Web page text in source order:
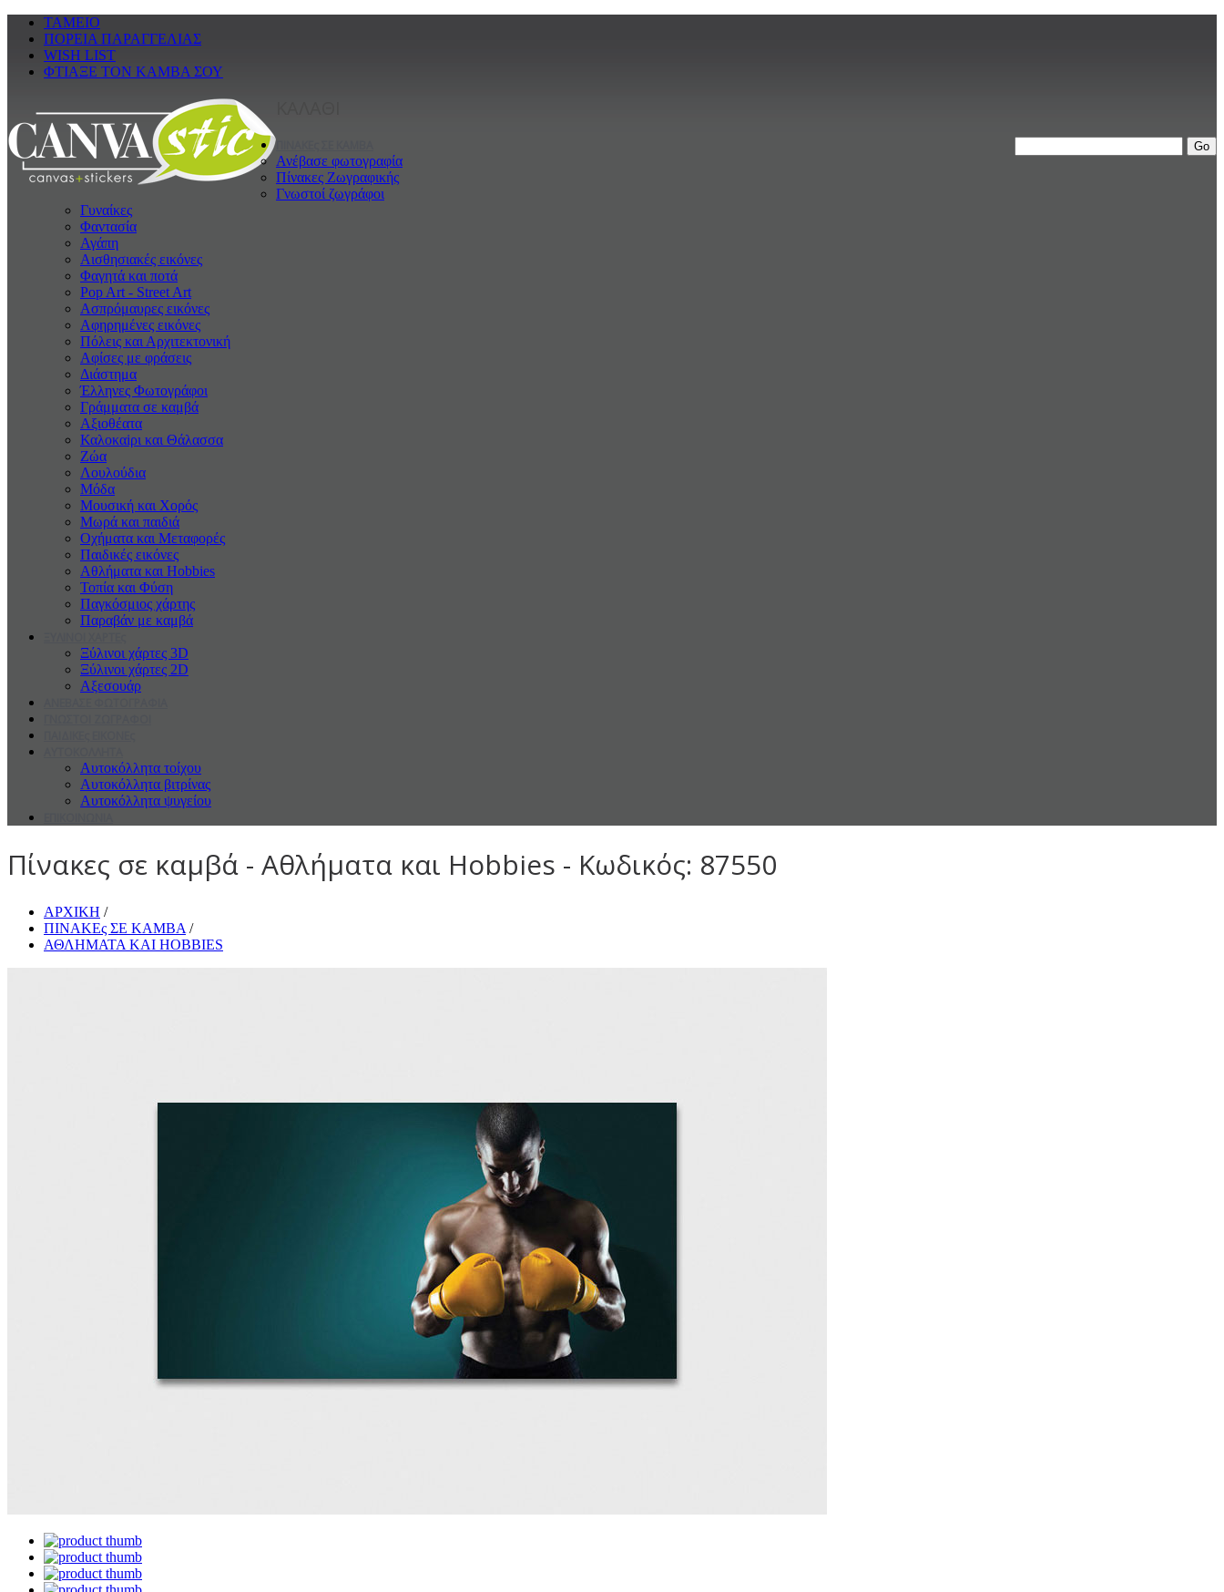
ΤΑΜΕΙΟ
ΠΟΡΕΙΑ ΠΑΡΑΓΓΕΛΙΑΣ
WISH LIST
ΦΤΙΑΞΕ ΤΟΝ ΚΑΜΒΑ ΣΟΥ
Ανέβασε φωτογραφία
Πίνακες Ζωγραφικής
Γνωστοί ζωγράφοι
Γυναίκες
Φαντασία
Αγάπη
Αισθησιακές εικόνες
Φαγητά και ποτά
Pop Art - Street Art
Ασπρόμαυρες εικόνες
Αφηρημένες εικόνες
Πόλεις και Αρχιτεκτονική
Αφίσες με φράσεις
Διάστημα
Έλληνες Φωτογράφοι
Γράμματα σε καμβά
Αξιοθέατα
Καλοκαiρι και Θάλασσα
Ζώα
Λουλούδια
Μόδα
Μουσική και Χορός
Μωρά και παιδιά
Οχήματα και Μεταφορές
Παιδικές εικόνες
Αθλήματα και Hobbies
Τοπία και Φύση
Παγκόσμιος χάρτης
Παραβάν με καμβά
Ξύλινοι χάρτες 3D
Ξύλινοι χάρτες 2D
Αξεσουάρ
Αυτοκόλλητα τοίχου
Αυτοκόλλητα βιτρίνας
Αυτοκόλλητα ψυγείου
Πίνακες σε καμβά - Αθλήματα και Hobbies - Κωδικός: 87550
ΑΡΧΙΚΗ /
ΠΙΝΑΚΕς ΣΕ ΚΑΜΒΑ /
ΑΘΛΗΜΑΤΑ ΚΑΙ HOBBIES